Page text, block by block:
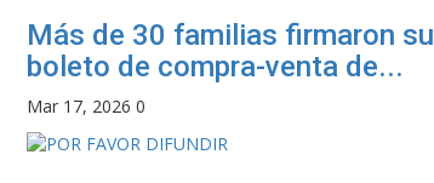
Más de 30 familias firmaron su
boleto de compra-venta de...
Mar 17, 2026 0